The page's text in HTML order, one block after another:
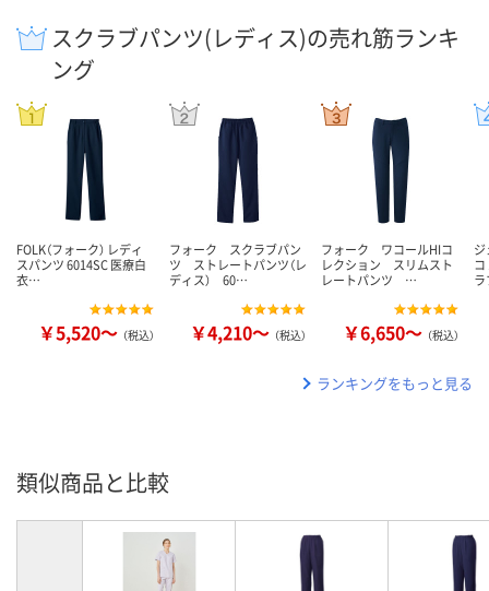
スクラブパンツ(レディス)の売れ筋ランキ
ング
FOLK（フォーク） レディ
スパンツ 6014SC 医療白
衣…
￥5,520～ （税込）
フォーク スクラブパン
ツ ストレートパンツ（レ
ディス） 60…
￥4,210～ （税込）
フォーク ワコールHIコ
レクション スリムスト
レートパンツ …
￥6,650～ （税込）
コ
ランキングをもっと見る
類似商品と比較